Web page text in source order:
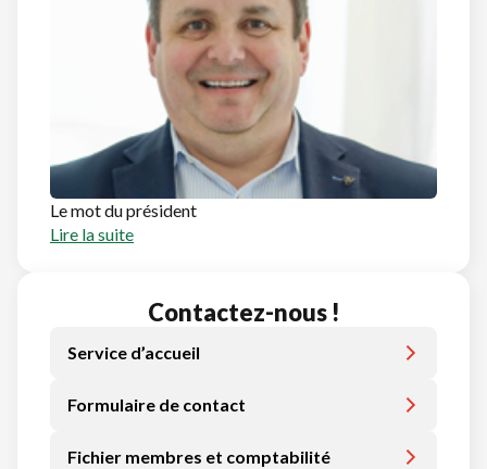
Le mot du président
Lire la suite
Contactez-nous !
Service d’accueil
Formulaire de contact
Fichier membres et comptabilité